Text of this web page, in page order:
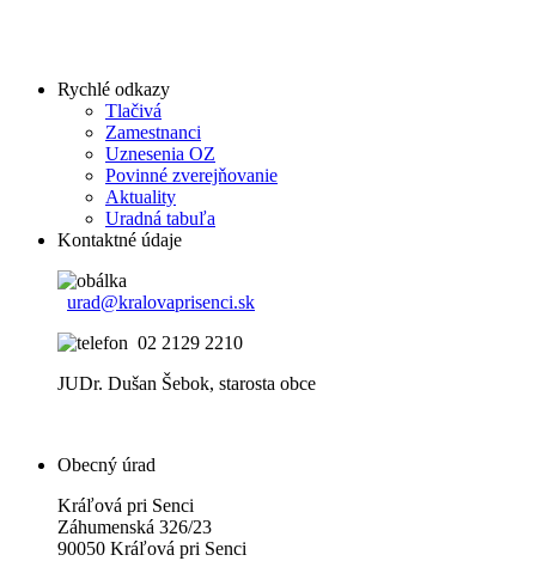
Rychlé odkazy
Tlačivá
Zamestnanci
Uznesenia OZ
Povinné zverejňovanie
Aktuality
Uradná tabuľa
Kontaktné údaje
urad@kralovaprisenci.sk
02 2129 2210
JUDr. Dušan Šebok, starosta obce
Obecný úrad
Kráľová pri Senci
Záhumenská 326/23
90050 Kráľová pri Senci